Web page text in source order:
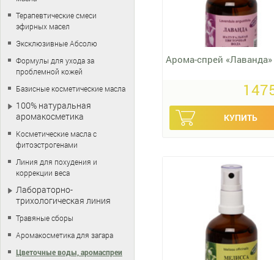
Арома-спрей «Лаванда»
Терапевтические смеси
эфирных масел
Эксклюзивные Абсолю
Формулы для ухода за
проблемной кожей
Базисные косметические масла
100% натуральная
аромакосметика
Косметические масла с
фитоэстрогенами
Линия для похудения и
коррекции веса
Лабораторно-
трихологическая линия
Травяные сборы
Аромакосметика для загара
Цветочные воды, аромаспреи